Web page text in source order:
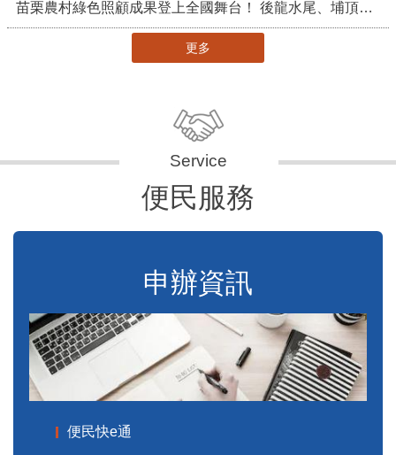
苗栗農村綠色照顧成果登上全國舞台！ 後龍水尾、埔頂社區前進2026高齡健康產業博覽會
更多
便民服務
申辦資訊
便民快e通